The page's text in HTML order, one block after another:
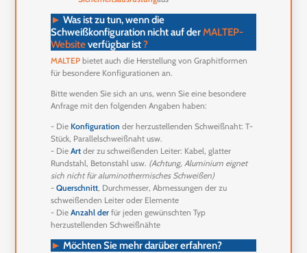
► Was ist zu tun, wenn die
Schweißkonfiguration nicht auf derMALTEP-
Websiteverfügbar ist?
MALTEP bietet auch die Herstellung von Graphitformen
für besondere Konfigurationen an.
Bitte wenden Sie sich an uns, wenn Sie eine besondere
Anfrage mit den folgenden Angaben haben:
- Die Konfiguration der herzustellenden Schweißnaht: T-
Stück, Parallelschweißnaht usw.
- DieArt der zu schweißenden Leiter: Kabel, glatter
Rundstahl, Betonstahl usw. (Achtung, Aluminium eignet
sich nicht für aluminothermisches Schweißen)
-Querschnitt, Durchmesser, Abmessungen der zu
schweißenden Leiter oder Elemente
- DieAnzahl der für jeden gewünschten Typ
herzustellenden Schweißnähte
► Möchten Sie mehr darüber erfahren?